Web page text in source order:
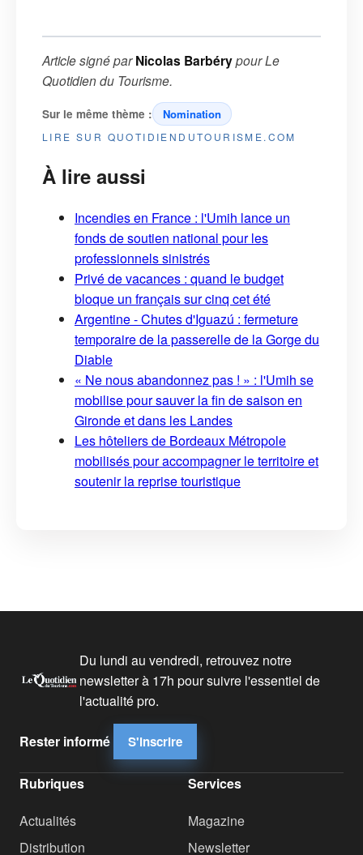
Article signé parNicolas BarbérypourLe
Quotidien du Tourisme.
Sur le même thème : Nomination
LIRE SUR QUOTIDIENDUTOURISME.COM
À lire aussi
Incendies en France : l'Umih lance un
fonds de soutien national pour les
professionnels sinistrés
Privé de vacances : quand le budget
bloque un français sur cinq cet été
Argentine - Chutes d'Iguazú : fermeture
temporaire de la passerelle de la Gorge du
Diable
« Ne nous abandonnez pas ! » : l'Umih se
mobilise pour sauver la fin de saison en
Gironde et dans les Landes
Les hôteliers de Bordeaux Métropole
mobilisés pour accompagner le territoire et
soutenir la reprise touristique
Du lundi au vendredi, retrouvez notre
newsletter à 17h pour suivre l'essentiel de
l'actualité pro.
Rester informé S'inscrire
Rubriques
Actualités
Distribution
Services
Magazine
Newsletter